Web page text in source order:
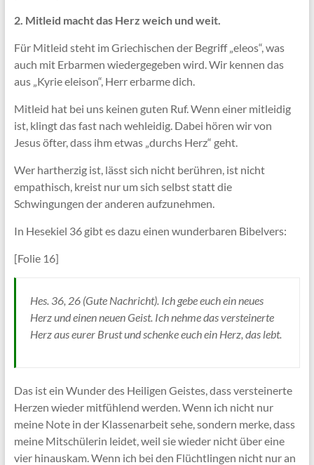
2. Mitleid macht das Herz weich und weit.
Für Mitleid steht im Griechischen der Begriff „eleos“, was
auch mit Erbarmen wiedergegeben wird. Wir kennen das
aus „Kyrie eleison“, Herr erbarme dich.
Mitleid hat bei uns keinen guten Ruf. Wenn einer mitleidig
ist, klingt das fast nach wehleidig. Dabei hören wir von
Jesus öfter, dass ihm etwas „durchs Herz“ geht.
Wer hartherzig ist, lässt sich nicht berühren, ist nicht
empathisch, kreist nur um sich selbst statt die
Schwingungen der anderen aufzunehmen.
In Hesekiel 36 gibt es dazu einen wunderbaren Bibelvers:
[Folie 16]
Hes. 36, 26 (Gute Nachricht). Ich gebe euch ein neues
Herz und einen neuen Geist. Ich nehme das versteinerte
Herz aus eurer Brust und schenke euch ein Herz, das lebt.
Das ist ein Wunder des Heiligen Geistes, dass versteinerte
Herzen wieder mitfühlend werden. Wenn ich nicht nur
meine Note in der Klassenarbeit sehe, sondern merke, dass
meine Mitschülerin leidet, weil sie wieder nicht über eine
vier hinauskam. Wenn ich bei den Flüchtlingen nicht nur an